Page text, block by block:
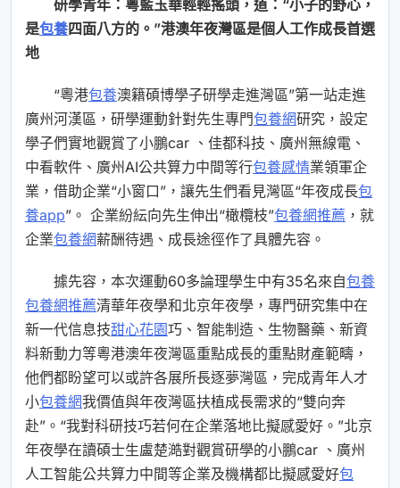
研學青年：粵藍玉華輕輕搖頭，道：“小子的野心，
是包養四面八方的。”港澳年夜灣區是個人工作成長首選
地
“粵港包養澳籍碩博學子研學走進灣區”第一站走進
廣州河漢區，研學運動針對先生專門包養網研究，設定
學子們實地觀賞了小鵬car 、佳都科技、廣州無線電、
中看軟件、廣州AI公共算力中間等行包養感情業領軍企
業，借助企業“小窗口”，讓先生們看見灣區“年夜成長包
養app”。 企業紛紜向先生伸出“橄欖枝”包養網推薦 ，就
企業包養網薪酬待遇、成長途徑作了具體先容。
據先容，本次運動60多論理學生中有35名來自包養
包養網推薦清華年夜學和北京年夜學，專門研究集中在
新一代信息技甜心花園巧、智能制造、生物醫藥、新資
料新動力等粵港澳年夜灣區重點成長的重點財產範疇，
他們都盼望可以或許各展所長逐夢灣區，完成青年人才
小包養網我價值與年夜灣區扶植成長需求的“雙向奔
赴”。“我對科研技巧若何在企業落地比擬感愛好。”北京
年夜學在讀碩士生盧楚澔對觀賞研學的小鵬car 、廣州
人工智能公共算力中間等企業及機構都比擬感愛好包